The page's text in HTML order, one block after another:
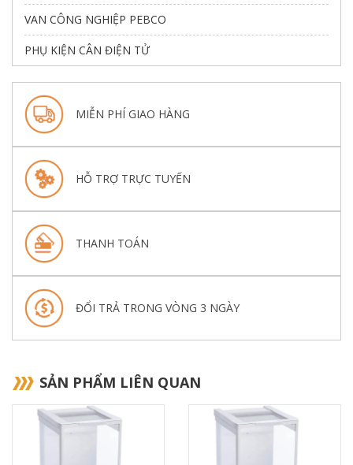
VAN CÔNG NGHIỆP PEBCO
PHỤ KIỆN CÂN ĐIỆN TỬ
MIỄN PHÍ GIAO HÀNG
HỖ TRỢ TRỰC TUYẾN
THANH TOÁN
ĐỔI TRẢ TRONG VÒNG 3 NGÀY
SẢN PHẨM LIÊN QUAN